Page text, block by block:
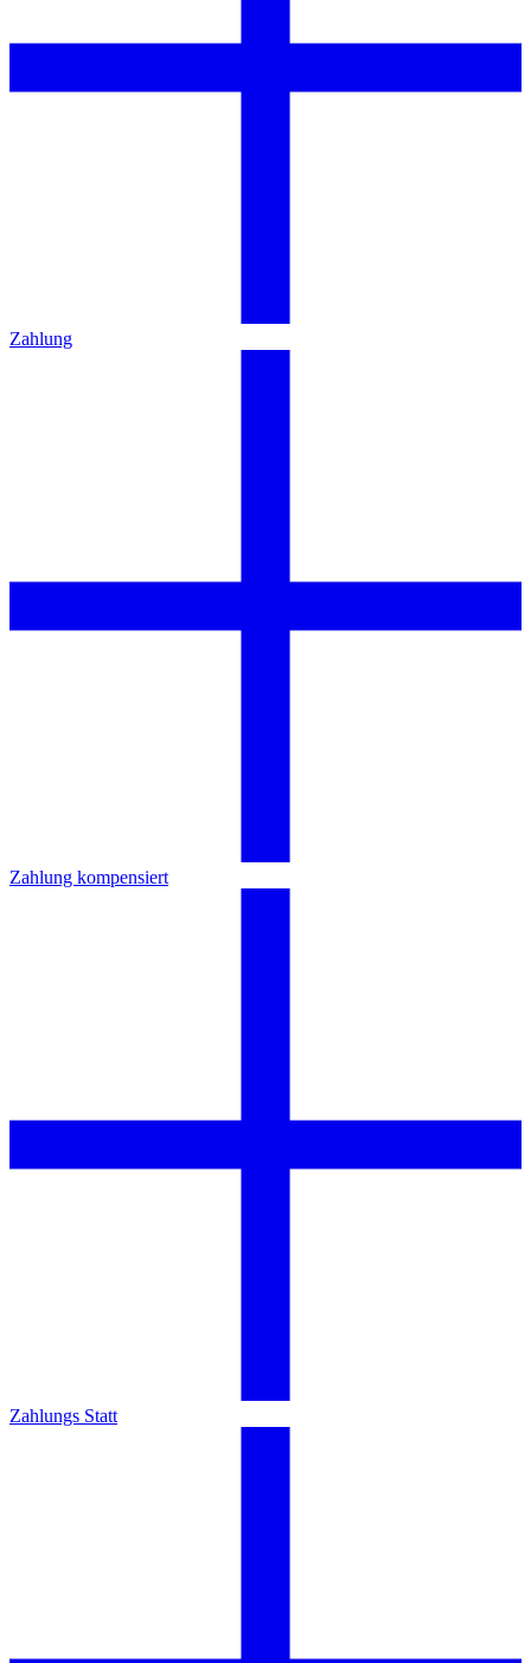
Zahlung
Zahlung kompensiert
Zahlungs Statt